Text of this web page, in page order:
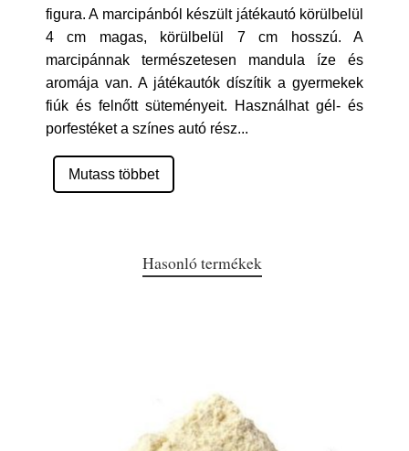
figura. A marcipánból készült játékautó körülbelül
4 cm magas, körülbelül 7 cm hosszú. A
marcipánnak természetesen mandula íze és
aromája van. A játékautók díszítik a gyermekek
fiúk és felnőtt süteményeit. Használhat gél- és
porfestéket a színes autó rész...
Mutass többet
Hasonló termékek